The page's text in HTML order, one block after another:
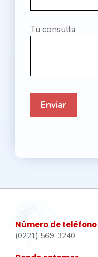
Tu consulta
Número de teléfono
(0221) 569-3240